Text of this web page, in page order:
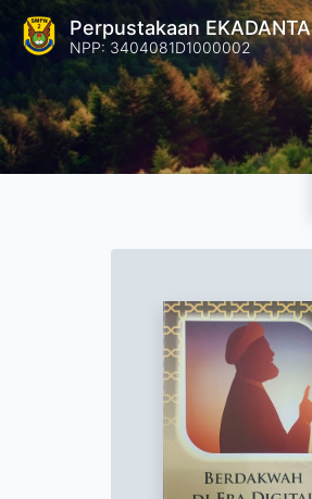
Perpustakaan EKADANTA
NPP: 3404081D1000002